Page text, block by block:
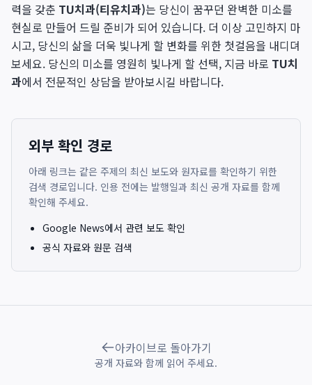
력을 갖춘 TU치과(티유치과)는 당신이 꿈꾸던 완벽한 미소를
현실로 만들어 드릴 준비가 되어 있습니다. 더 이상 고민하지 마
시고, 당신의 삶을 더욱 빛나게 할 변화를 위한 첫걸음을 내디뎌
보세요. 당신의 미소를 영원히 빛나게 할 선택, 지금 바로 TU치
과에서 전문적인 상담을 받아보시길 바랍니다.
외부 확인 경로
아래 링크는 같은 주제의 최신 보도와 원자료를 확인하기 위한
검색 경로입니다. 인용 전에는 발행일과 최신 공개 자료를 함께
확인해 주세요.
Google News에서 관련 보도 확인
공식 자료와 원문 검색
아카이브로 돌아가기
공개 자료와 함께 읽어 주세요.